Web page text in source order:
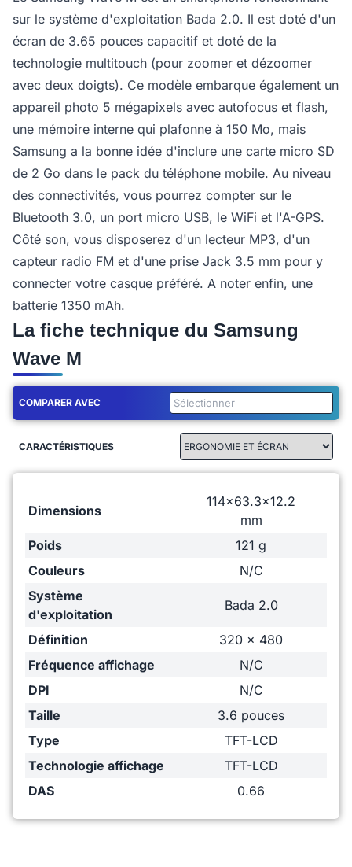
sur le système d'exploitation Bada 2.0. Il est doté d'un
écran de 3.65 pouces capacitif et doté de la
technologie multitouch (pour zoomer et dézoomer
avec deux doigts). Ce modèle embarque également un
appareil photo 5 mégapixels avec autofocus et flash,
une mémoire interne qui plafonne à 150 Mo, mais
Samsung a la bonne idée d'inclure une carte micro SD
de 2 Go dans le pack du téléphone mobile. Au niveau
des connectivités, vous pourrez compter sur le
Bluetooth 3.0, un port micro USB, le WiFi et l'A-GPS.
Côté son, vous disposerez d'un lecteur MP3, d'un
capteur radio FM et d'une prise Jack 3.5 mm pour y
connecter votre casque préféré. A noter enfin, une
batterie 1350 mAh.
La fiche technique du Samsung
Wave M
COMPARER AVEC
CARACTÉRISTIQUES
Dimensions
114x63.3x12.2
mm
Poids
121 g
Couleurs
N/C
Système
d'exploitation
Bada 2.0
Définition
320 x 480
Fréquence affichage
N/C
DPI
N/C
Taille
3.6 pouces
Type
TFT-LCD
Technologie affichage
TFT-LCD
DAS
0.66